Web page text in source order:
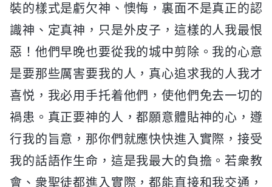
裝的樣式是虧欠神、懊悔，裏面不是真正的認
識神、定真神，只是外皮子，這樣的人我最恨
惡！他們早晚也要從我的城中剪除。我的心意
是要那些厲害要我的人，真心追求我的人我才
喜悦，我必用手托着他們，使他們免去一切的
禍患。真正要神的人，都願意體貼神的心，遵
行我的旨意，那你們就應快快進入實際，接受
我的話語作生命，這是我最大的負擔。若衆教
會、衆聖徒都進入實際，都能直接和我交通，